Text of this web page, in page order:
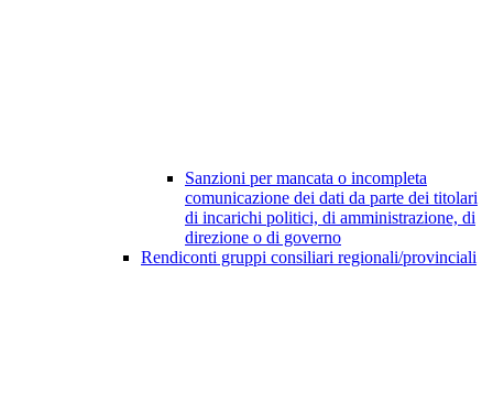
Sanzioni per mancata o incompleta
comunicazione dei dati da parte dei titolari
di incarichi politici, di amministrazione, di
direzione o di governo
Rendiconti gruppi consiliari regionali/provinciali